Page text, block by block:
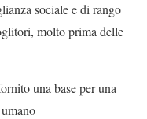
sociale e di rango
molto prima delle
una base per una